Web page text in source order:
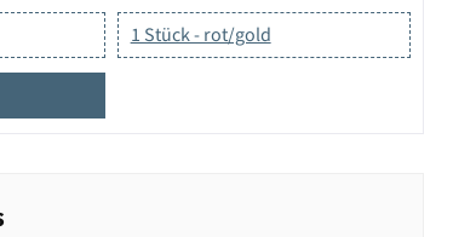
1 Stück - rot/gold